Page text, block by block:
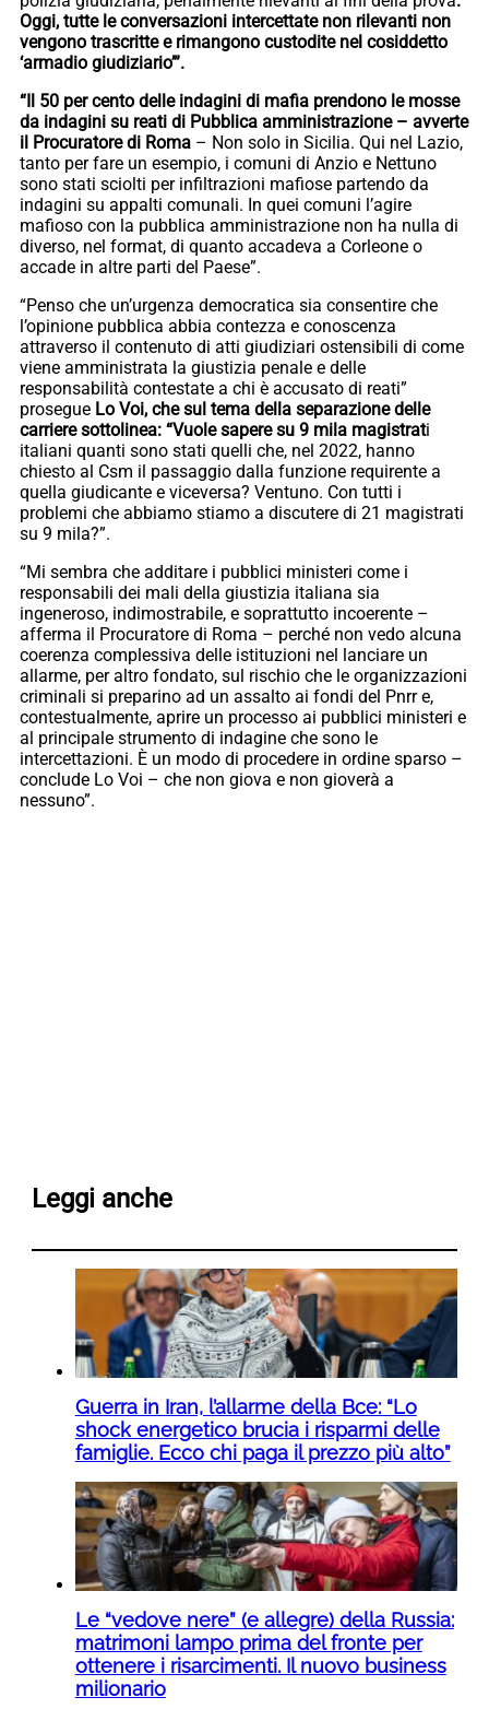
Oggi, tutte le conversazioni intercettate non rilevanti non
vengono trascritte e rimangono custodite nel cosiddetto
‘armadio giudiziario’”.
“Il 50 per cento delle indagini di mafia prendono le mosse
da indagini su reati di Pubblica amministrazione – avverte
il Procuratore di Roma – Non solo in Sicilia. Qui nel Lazio,
tanto per fare un esempio, i comuni di Anzio e Nettuno
sono stati sciolti per infiltrazioni mafiose partendo da
indagini su appalti comunali. In quei comuni l’agire
mafioso con la pubblica amministrazione non ha nulla di
diverso, nel format, di quanto accadeva a Corleone o
accade in altre parti del Paese”.
“Penso che un’urgenza democratica sia consentire che
l’opinione pubblica abbia contezza e conoscenza
attraverso il contenuto di atti giudiziari ostensibili di come
viene amministrata la giustizia penale e delle
responsabilità contestate a chi è accusato di reati”
prosegue Lo Voi, che sul tema della separazione delle
carriere sottolinea: “Vuole sapere su 9 mila magistrati
italiani quanti sono stati quelli che, nel 2022, hanno
chiesto al Csm il passaggio dalla funzione requirente a
quella giudicante e viceversa? Ventuno. Con tutti i
problemi che abbiamo stiamo a discutere di 21 magistrati
su 9 mila?”.
“Mi sembra che additare i pubblici ministeri come i
responsabili dei mali della giustizia italiana sia
ingeneroso, indimostrabile, e soprattutto incoerente –
afferma il Procuratore di Roma – perché non vedo alcuna
coerenza complessiva delle istituzioni nel lanciare un
allarme, per altro fondato, sul rischio che le organizzazioni
criminali si preparino ad un assalto ai fondi del Pnrr e,
contestualmente, aprire un processo ai pubblici ministeri e
al principale strumento di indagine che sono le
intercettazioni. È un modo di procedere in ordine sparso –
conclude Lo Voi – che non giova e non gioverà a
nessuno”.
Leggi anche
Guerra in Iran, l’allarme della Bce: “Lo
shock energetico brucia i risparmi delle
famiglie. Ecco chi paga il prezzo più alto”
Le “vedove nere” (e allegre) della Russia:
matrimoni lampo prima del fronte per
ottenere i risarcimenti. Il nuovo business
milionario